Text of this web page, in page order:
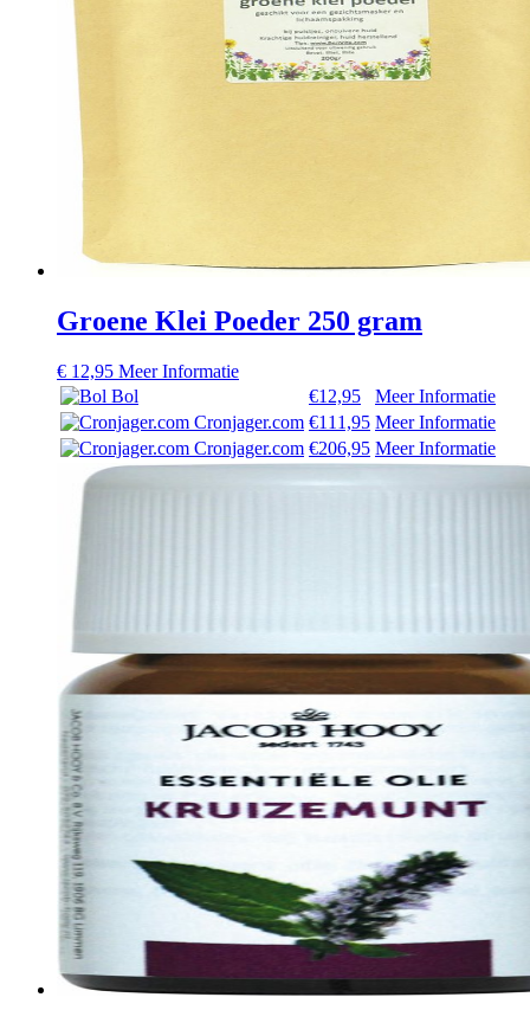
Groene Klei Poeder 250 gram
€ 12,95 Meer Informatie
Bol
€12,95
Meer Informatie
Cronjager.com €111,95 Meer Informatie
Cronjager.com €206,95 Meer Informatie